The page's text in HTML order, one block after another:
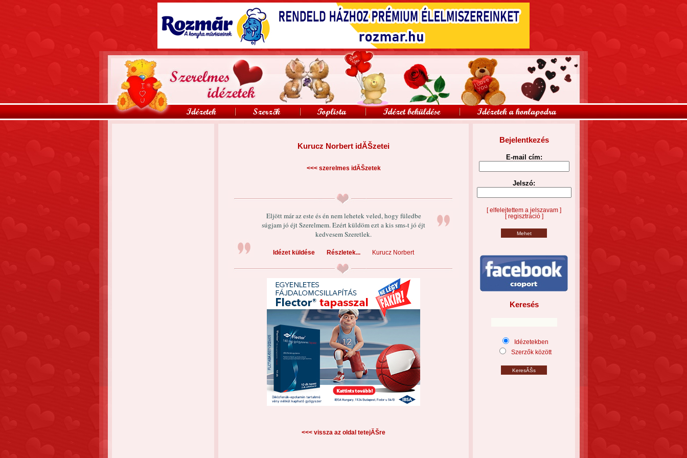
Kurucz Norbert idĂŠzetei
<<< szerelmes idĂŠzetek
Eljött már az este és én nem lehetek veled, hogy füledbe
súgjam jó éjt Szerelmem. Ezért küldöm ezt a kis sms-t jó éjt
kedvesem Szeretlek.
Idézet küldése Részletek... Kurucz Norbert
<<< vissza az oldal tetejĂŠre
Bejelentkezés
E-mail cím:
Jelszó:
[ elfelejtettem a jelszavam ]
[ regisztráció ]
Keresés
Idézetekben
Szerzők között